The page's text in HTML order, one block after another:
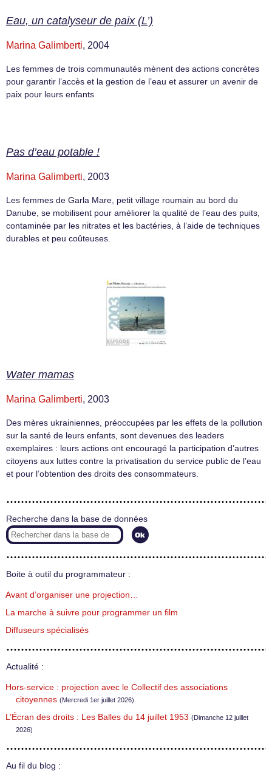
Eau, un catalyseur de paix (L’)
Marina Galimberti, 2004
Les femmes de trois communautés mènent des actions concrètes
pour garantir l’accès et la gestion de l’eau et assurer un avenir de
paix pour leurs enfants
Pas d’eau potable !
Marina Galimberti, 2003
Les femmes de Garla Mare, petit village roumain au bord du
Danube, se mobilisent pour améliorer la qualité de l’eau des puits,
contaminée par les nitrates et les bactéries, à l’aide de techniques
durables et peu coûteuses.
Water mamas
Marina Galimberti, 2003
Des mères ukrainiennes, préoccupées par les effets de la pollution
sur la santé de leurs enfants, sont devenues des leaders
exemplaires : leurs actions ont encouragé la participation d’autres
citoyens aux luttes contre la privatisation du service public de l’eau
et pour l’obtention des droits des consommateurs.
Recherche dans la base de données
Boite à outil du programmateur :
Avant d’organiser une projection…
La marche à suivre pour programmer un film
Diffuseurs spécialisés
Actualité :
Hors-service : projection avec le Collectif des associations
citoyennes (Mercredi 1er juillet 2026)
L’Écran des droits : Les Balles du 14 juillet 1953 (Dimanche 12 juillet
2026)
Au fil du blog :